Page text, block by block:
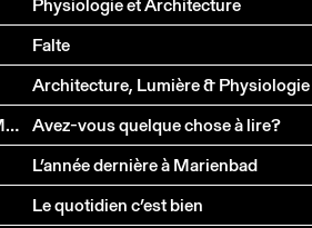
Falte
Architecture, Lumière & Physiologie
LAURENCE VERREY, MADELEINE VILLARS, PATRICK AMSTUTZ Avez-vous quelque chose à lire?
L’année dernière à Marienbad
Le quotidien c’est bien